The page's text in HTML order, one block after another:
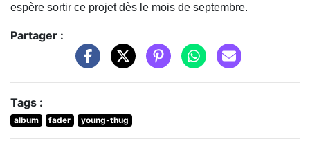
espère sortir ce projet dès le mois de septembre.
Partager :
Tags :
album fader young-thug